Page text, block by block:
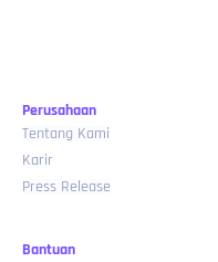
Perusahaan
Tentang Kami
Karir
Press Release
Bantuan